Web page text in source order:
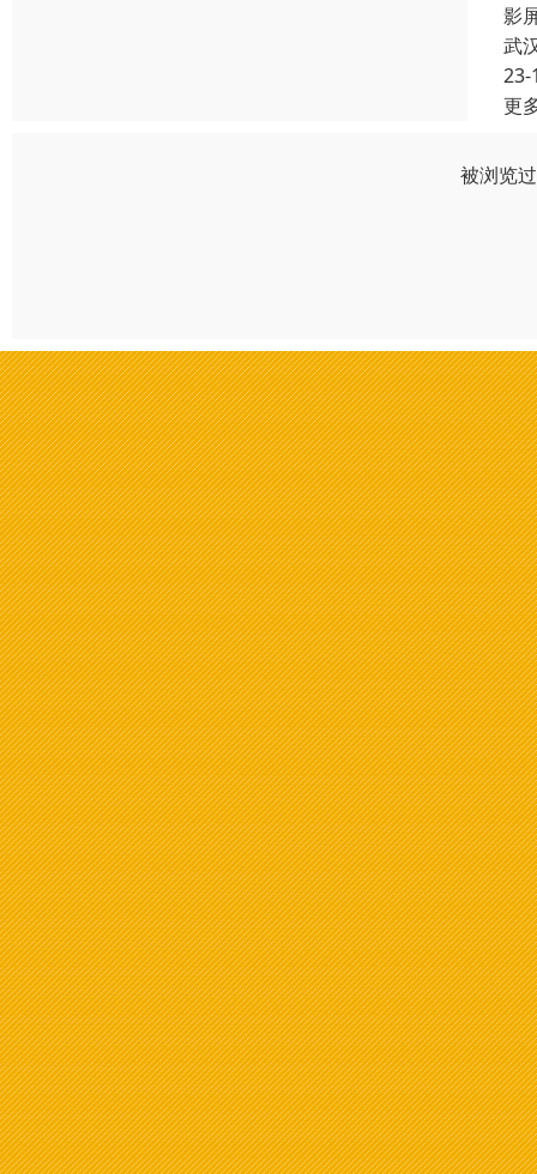
影
武
23-
更
被浏览